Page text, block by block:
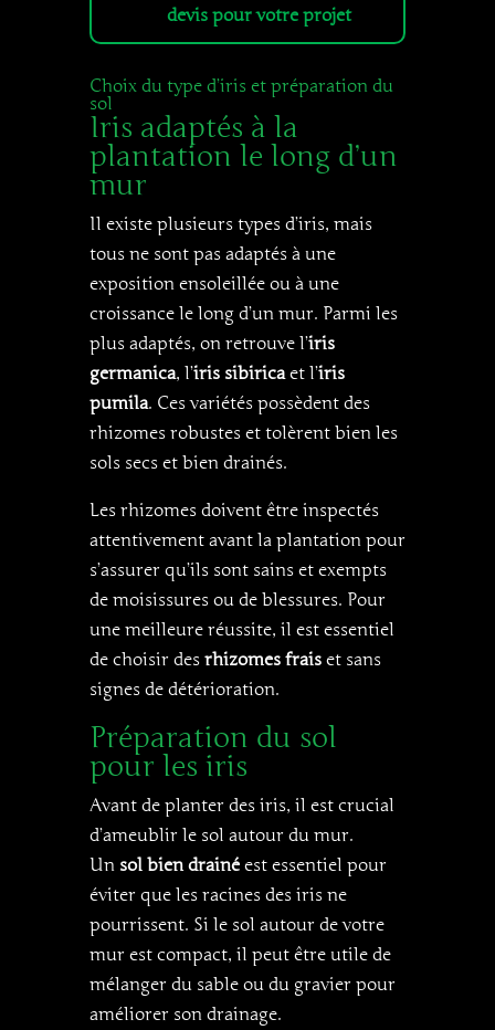
devis pour votre projet
Choix du type d’iris et préparation du
sol
Iris adaptés à la
plantation le long d’un
mur
Il existe plusieurs types d’iris, mais
tous ne sont pas adaptés à une
exposition ensoleillée ou à une
croissance le long d’un mur. Parmi les
plus adaptés, on retrouve l’iris
germanica, l’iris sibirica et l’iris
pumila. Ces variétés possèdent des
rhizomes robustes et tolèrent bien les
sols secs et bien drainés.
Les rhizomes doivent être inspectés
attentivement avant la plantation pour
s’assurer qu’ils sont sains et exempts
de moisissures ou de blessures. Pour
une meilleure réussite, il est essentiel
de choisir des rhizomes frais et sans
signes de détérioration.
Préparation du sol
pour les iris
Avant de planter des iris, il est crucial
d’ameublir le sol autour du mur.
Un sol bien drainé est essentiel pour
éviter que les racines des iris ne
pourrissent. Si le sol autour de votre
mur est compact, il peut être utile de
mélanger du sable ou du gravier pour
améliorer son drainage.